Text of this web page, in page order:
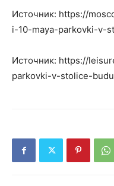
Источник: https://
i-10-maya-parkovki-v-
Источник: https://
parkovki-v-stolice-